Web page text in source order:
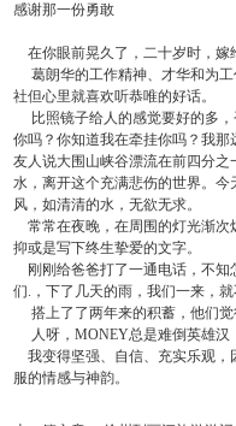
感谢那一份勇敢
在你眼前晃久了，二十岁时，嫁
葛朗华的工作精神、才华和为工
社但心里就喜欢听恭唯的好话。
比照镜子给人的感觉要好的多，
你吗？你知道我在牵挂你吗？我
友人说大围山峡谷漂流在前四分
水，离开这个充满悲伤的世界。
风，如清清的水，无欲无求。
常常在夜晚，在周围的灯光渐次
抑或是写下终生挚爱的文字。
刚刚给爸爸打了一通电话，不知
们.，下了几天的雨，我们一来，就
搭上了了两年来的积蓄，他们觉
人呀，MONEY总是难倒英雄汉
我变得坚强、自信、充实乐观，
服的情感与神韵。